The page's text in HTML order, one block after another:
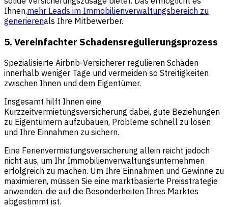
Ihnen,mehr Leads im Immobilienverwaltungsbereich zu
generierenals Ihre Mitbewerber.
5. Vereinfachter Schadensregulierungsprozess
Spezialisierte Airbnb-Versicherer regulieren Schäden
innerhalb weniger Tage und vermeiden so Streitigkeiten
zwischen Ihnen und dem Eigentümer.
Insgesamt hilft Ihnen eine
Kurzzeitvermietungsversicherung dabei, gute Beziehungen
zu Eigentümern aufzubauen, Probleme schnell zu lösen
und Ihre Einnahmen zu sichern.
Eine Ferienvermietungsversicherung allein reicht jedoch
nicht aus, um Ihr Immobilienverwaltungsunternehmen
erfolgreich zu machen. Um Ihre Einnahmen und Gewinne zu
maximieren, müssen Sie eine marktbasierte Preisstrategie
anwenden, die auf die Besonderheiten Ihres Marktes
abgestimmt ist.